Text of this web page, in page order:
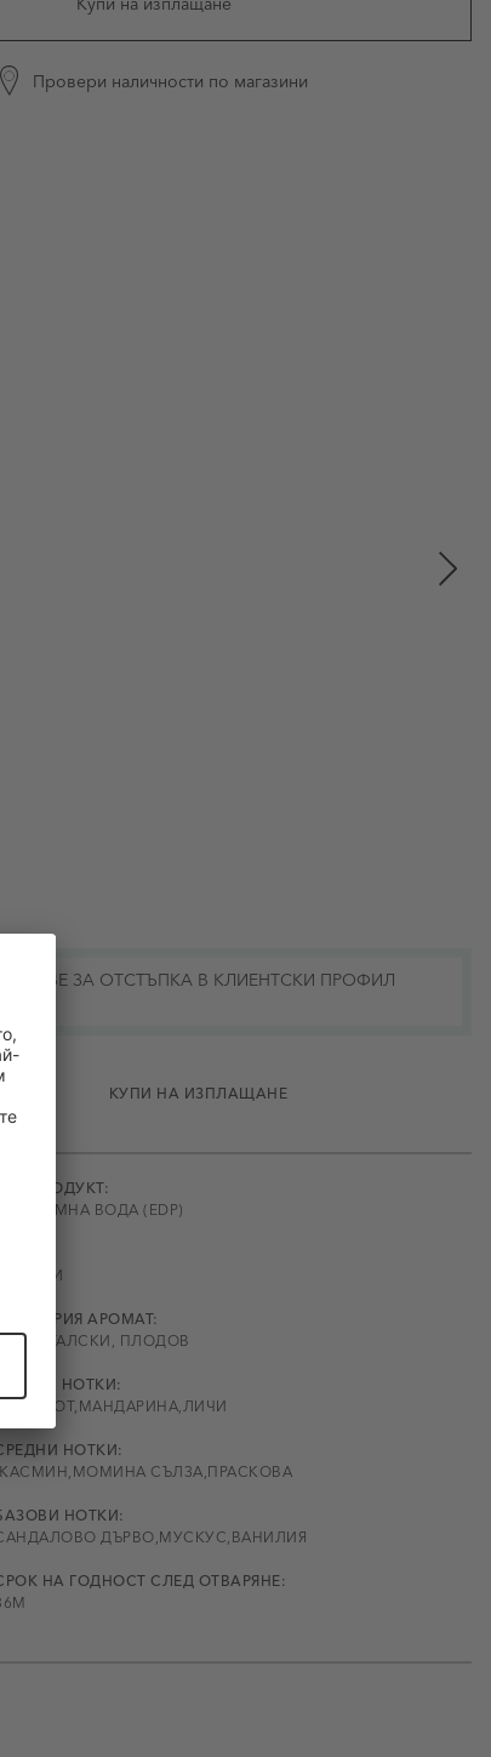
Провери наличности по магазини
КОДОВЕ ЗА ОТСТЪПКА В КЛИЕНТСКИ ПРОФИЛ
КУПИ НА ИЗПЛАЩАНЕ
ТИП ПРОДУКТ:
ПАРФЮМНА ВОДА (EDP)
ДАМСКИ
КАТЕГОРИЯ АРОМАТ:
ПЛОДОВ
ВРЪХНИ НОТКИ:
НОТКИ:
СЪЛЗА,ПРАСКОВА
НОТКИ:
ДЪРВО,МУСКУС,ВАНИЛИЯ
НА ГОДНОСТ СЛЕД ОТВАРЯНЕ: